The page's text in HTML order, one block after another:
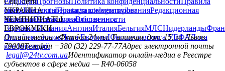
сайтуКонтактыПравила комментированияРедакционная
политикаСтруктура собственности
facebookxyoutubeinstagramtelegramviber
УКРАИНА
УкраинаПервая лигаВторая лига
ЧЕМПИОНАТЫ
ГерманияИспанияАнглияИталияБельгияМЛСНидерланды
ЕВРОКУБКИ
Лига чемпионовЛига ЕвропыЮношеская лига УЕФАЛига
конференций
Онлайн-медиа «Футбол 24»пл. Галицкая, дом. 15, м. Львов,
79008Телефон +380 (32) 229-77-77Адрес электронной почты
legal@24tv.com.uaИдентификатор онлайн-медиа в Реестре
субъектов в сфере медиа — R40-06058